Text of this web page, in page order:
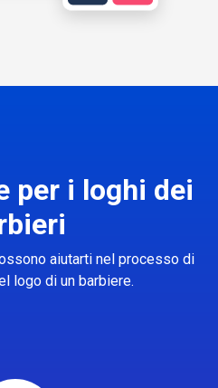
per i loghi dei
aiutarti nel processo di
logo di un barbiere.